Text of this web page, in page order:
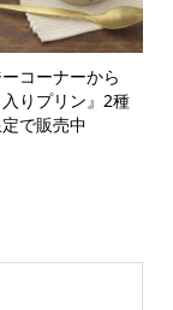
コーナーから
入りプリン』2種
で販売中